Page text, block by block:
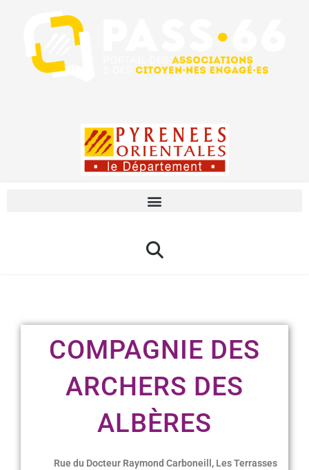
COMPAGNIE DES
ARCHERS DES
ALBÈRES
Rue du Docteur Raymond Carboneill, Les Terrasses